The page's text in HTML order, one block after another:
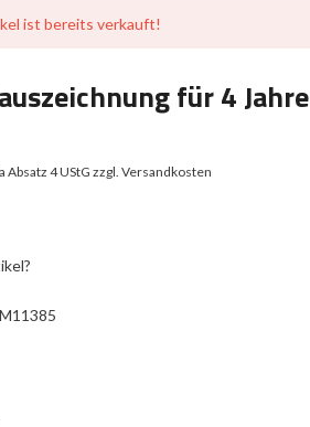
ist bereits verkauft!
für 4 Jahre
Absatz 4 UStGzzgl. Versandkosten